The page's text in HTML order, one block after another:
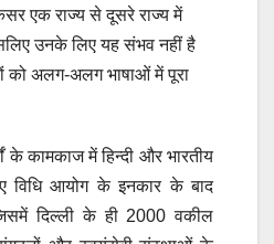
एक राज्य से दूसरे राज्य में
उनके लिए यह संभव नहीं है
को अलग-अलग भाषाओं में पूरा
के कामकाज में हिन्दी और भारतीय
विधि आयोग के इनकार के बाद
दिल्ली के ही 2000 वकील